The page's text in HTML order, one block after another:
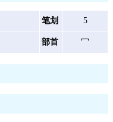
笔划 5
部首 冖